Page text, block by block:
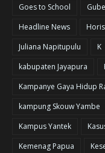
Goes to School
Headline News
Juliana Napitupulu
K
kabupaten Jayapura
Kampanye Gaya Hidup
kampung Skouw Yambe
Kampus Yantek
Kemenag Papua